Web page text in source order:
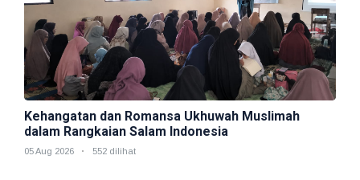
Kehangatan dan Romansa Ukhuwah Muslimah
dalam Rangkaian Salam Indonesia
05 Aug 2026 552 dilihat